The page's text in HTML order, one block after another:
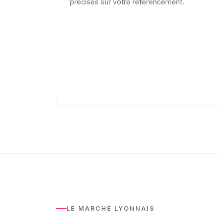
précises sur votre référencement.
LE MARCHÉ LYONNAIS